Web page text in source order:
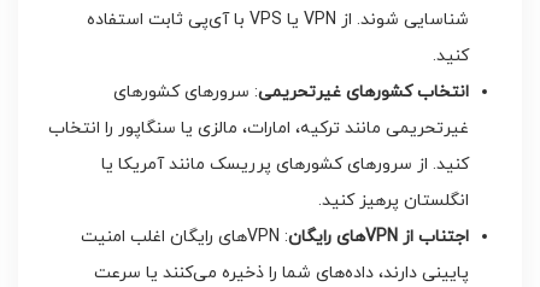
شناسایی شوند. از VPN یا VPS با آی‌پی ثابت استفاده
کنید.
انتخاب کشورهای غیرتحریمی: سرورهای کشورهای
غیرتحریمی مانند ترکیه، امارات، مالزی یا سنگاپور را انتخاب
کنید. از سرورهای کشورهای پرریسک مانند آمریکا یا
انگلستان پرهیز کنید.
اجتناب از
های رایگان
: VPN‌های رایگان اغلب امنیت
پایینی دارند، داده‌های شما را ذخیره می‌کنند یا سرعت